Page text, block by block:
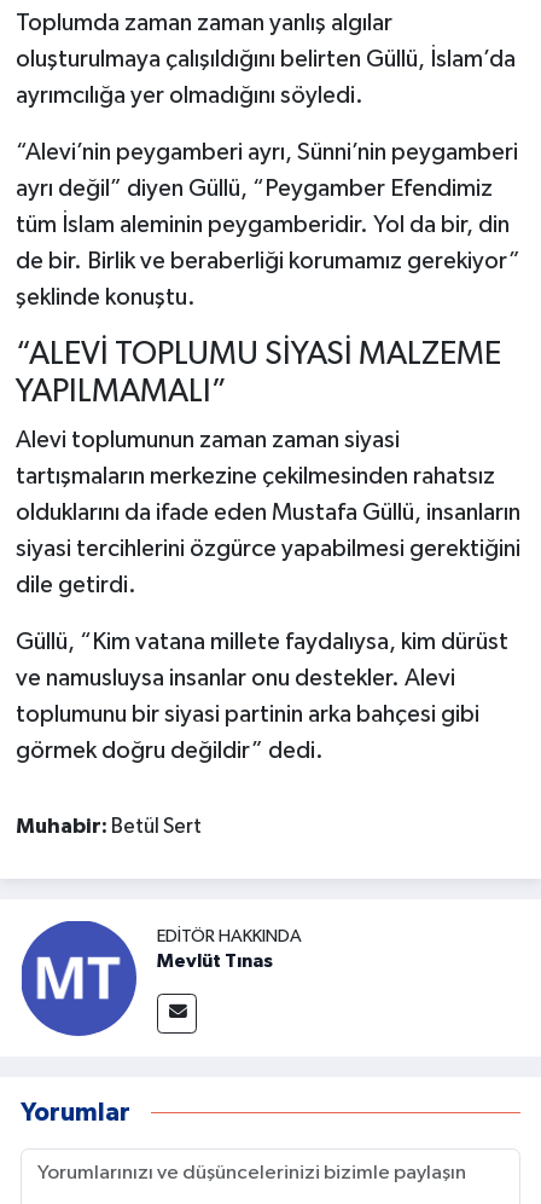
Toplumda zaman zaman yanlış algılar
oluşturulmaya çalışıldığını belirten Güllü, İslam’da
ayrımcılığa yer olmadığını söyledi.
“Alevi’nin peygamberi ayrı, Sünni’nin peygamberi
ayrı değil” diyen Güllü, “Peygamber Efendimiz
tüm İslam aleminin peygamberidir. Yol da bir, din
de bir. Birlik ve beraberliği korumamız gerekiyor”
şeklinde konuştu.
“ALEVİ TOPLUMU SİYASİ MALZEME
YAPILMAMALI”
Alevi toplumunun zaman zaman siyasi
tartışmaların merkezine çekilmesinden rahatsız
olduklarını da ifade eden Mustafa Güllü, insanların
siyasi tercihlerini özgürce yapabilmesi gerektiğini
dile getirdi.
Güllü, “Kim vatana millete faydalıysa, kim dürüst
ve namusluysa insanlar onu destekler. Alevi
toplumunu bir siyasi partinin arka bahçesi gibi
görmek doğru değildir” dedi.
Muhabir: Betül Sert
EDITÖR HAKKINDA
Mevlüt Tınas
Yorumlar